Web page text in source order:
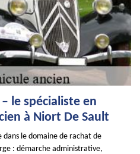
le spécialiste en
à Niort De Sault
le domaine de rachat de
: démarche administrative,